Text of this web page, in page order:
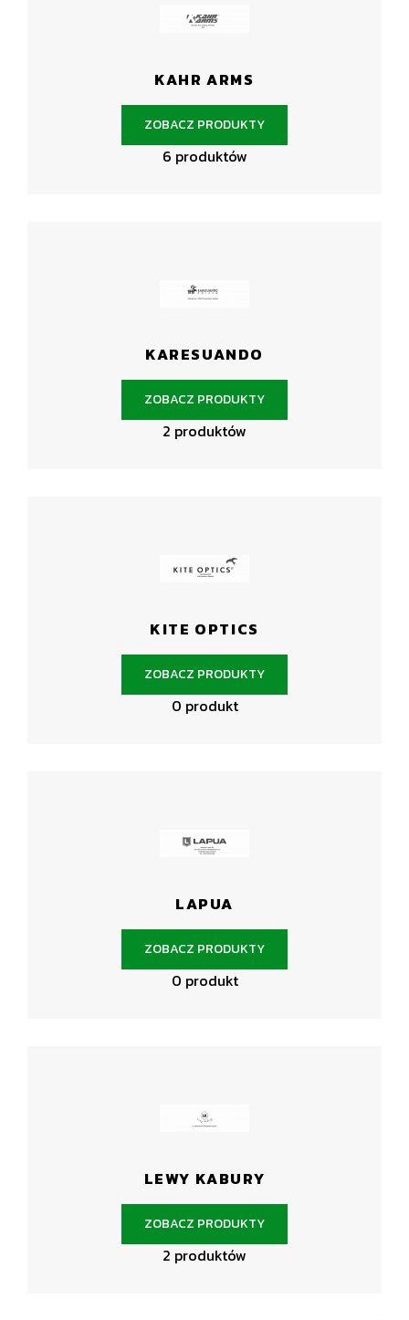
KAHR ARMS
6 produktów
ZOBACZ PRODUKTY
KARESUANDO
2 produktów
ZOBACZ PRODUKTY
KITE OPTICS
0 produkt
ZOBACZ PRODUKTY
LAPUA
0 produkt
ZOBACZ PRODUKTY
LEWY KABURY
2 produktów
ZOBACZ PRODUKTY